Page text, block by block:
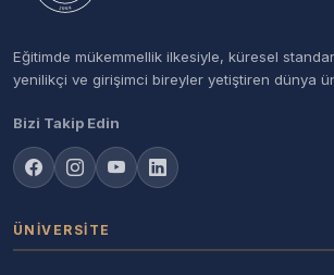
Eğitimde mükemmellik ilkesiyle, küresel
yenilikçi ve girişimci bireyler yetiştiren dünya
Bizi Takip Edin
ÜNIVERSITE